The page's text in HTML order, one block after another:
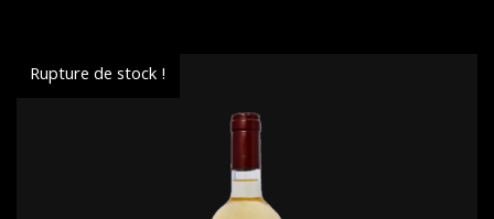
Rupture de stock !